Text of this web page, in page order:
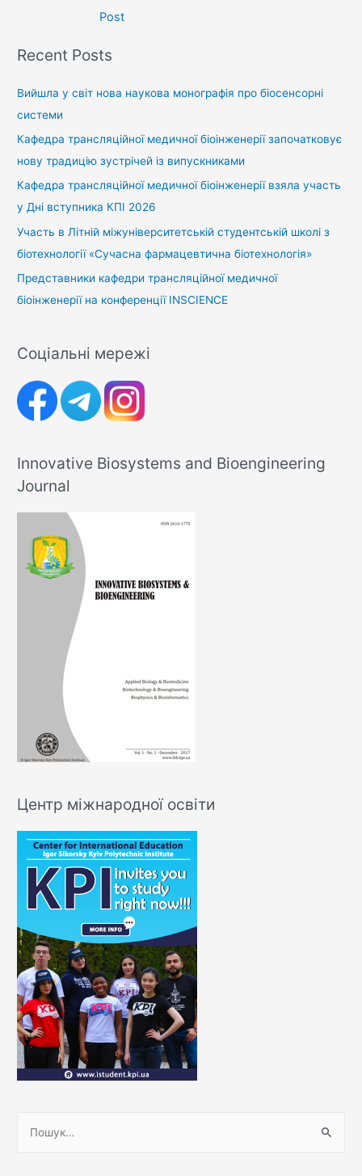
Post
Recent Posts
Вийшла у світ нова наукова монографія про біосенсорні
системи
Кафедра трансляційної медичної біоінженерії започатковує
нову традицію зустрічей із випускниками
Кафедра трансляційної медичної біоінженерії взяла участь
у Дні вступника КПІ 2026
Участь в Літній міжуніверситетській студентській школі з
біотехнології «Сучасна фармацевтична біотехнологія»
Представники кафедри трансляційної медичної
біоінженерії на конференції INSCIENCE
Соціальні мережі
Innovative Biosystems and Bioengineering
Journal
Центр міжнародної освіти